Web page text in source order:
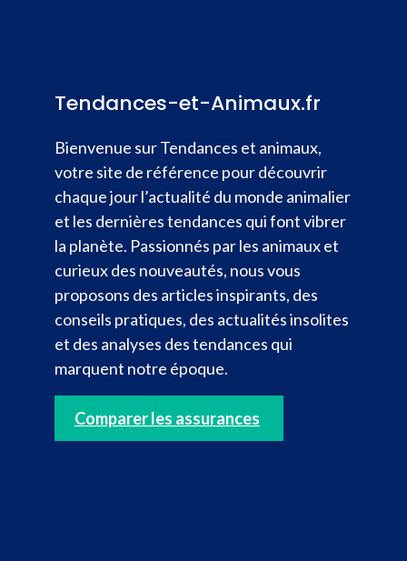
Tendances-et-Animaux.fr
Bienvenue sur Tendances et animaux,
votre site de référence pour découvrir
chaque jour l’actualité du monde animalier
et les dernières tendances qui font vibrer
la planète. Passionnés par les animaux et
curieux des nouveautés, nous vous
proposons des articles inspirants, des
conseils pratiques, des actualités insolites
et des analyses des tendances qui
marquent notre époque.
Comparer les assurances